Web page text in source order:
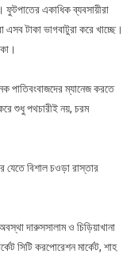
৪০-
৫০
ফুটপাতের একাধিক ব্যবসায়ীরা
টাকা ভাগবাটুরা করে খাচ্ছে।
ম্যানেজ করতে
শুধু পথচারীই নয়, চরম
বিশাল চওড়া রাস্তার
দারুসসালাম ও চিড়িয়াখানা
সিটি করপোরেশন মার্কেট, শাহ